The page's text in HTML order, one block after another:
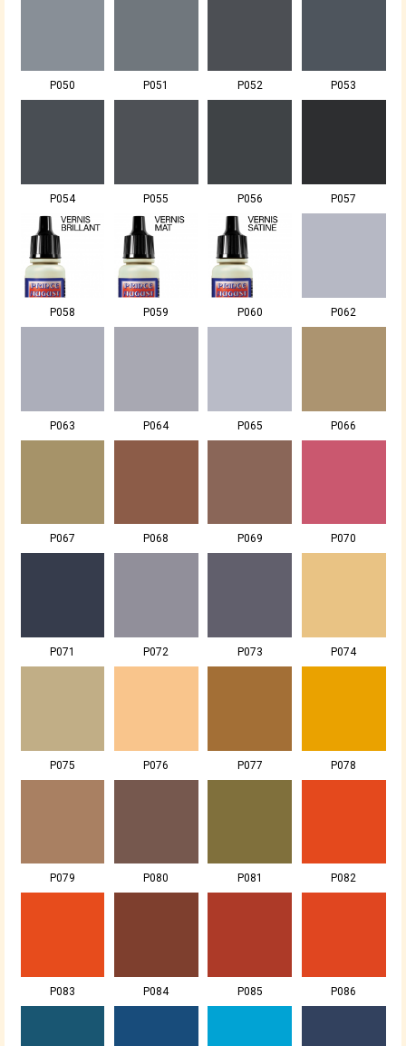
P050 P051 P052 P053
P054 P055 P056 P057
P058 P059 P060 P062
P063 P064 P065 P066
P067 P068 P069 P070
P071 P072 P073 P074
P075 P076 P077 P078
P079 P080 P081 P082
P083 P084 P085 P086